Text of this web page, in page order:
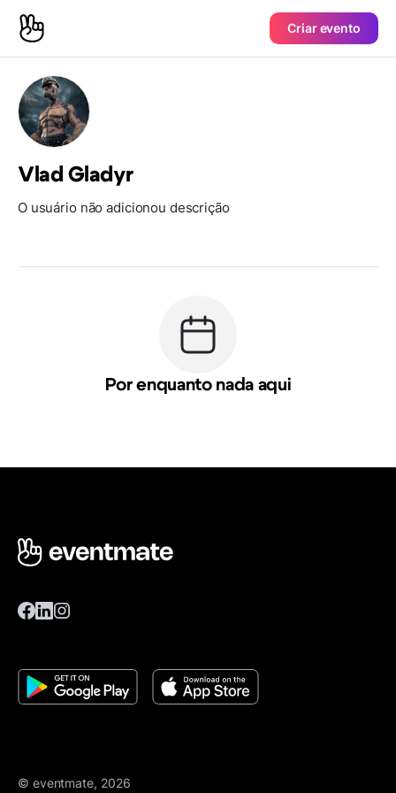
Criar evento
Vlad Gladyr
O usuário não adicionou descrição
Por enquanto nada aqui
© eventmate, 2026